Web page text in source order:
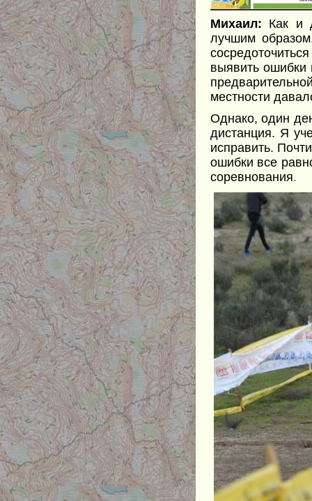
Михаил: Как и
лучшим
выявить ошибки
местности
Однако, один
дистанция. Я
исправить.
ошибки все
соревнования.